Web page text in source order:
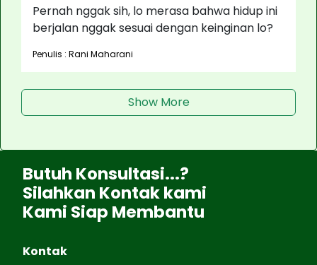
Pernah nggak sih, lo merasa bahwa hidup ini
berjalan nggak sesuai dengan keinginan lo?
Penulis : Rani Maharani
Show More
Butuh Konsultasi...?
Silahkan Kontak kami
Kami Siap Membantu
Kontak